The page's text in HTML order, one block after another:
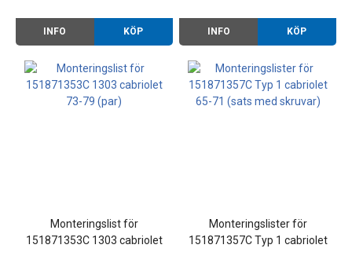
INFO KÖP INFO KÖP
Monteringslist för
151871353C 1303 cabriolet
Monteringslister för
151871357C Typ 1 cabriolet